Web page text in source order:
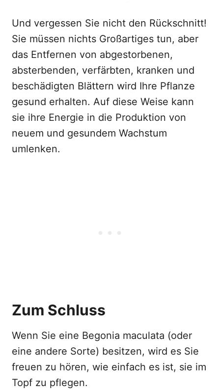
Und vergessen Sie nicht den Rückschnitt!
Sie müssen nichts Großartiges tun, aber
das Entfernen von abgestorbenen,
absterbenden, verfärbten, kranken und
beschädigten Blättern wird Ihre Pflanze
gesund erhalten. Auf diese Weise kann
sie ihre Energie in die Produktion von
neuem und gesundem Wachstum
umlenken.
Zum Schluss
Wenn Sie eine Begonia maculata (oder
eine andere Sorte) besitzen, wird es Sie
freuen zu hören, wie einfach es ist, sie im
Topf zu pflegen.